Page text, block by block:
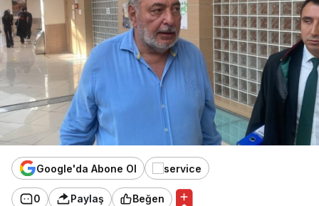
Google'da Abone Ol
0 Paylaş Beğen